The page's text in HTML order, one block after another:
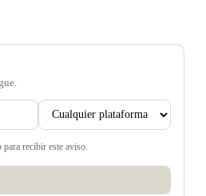
recibir este aviso.